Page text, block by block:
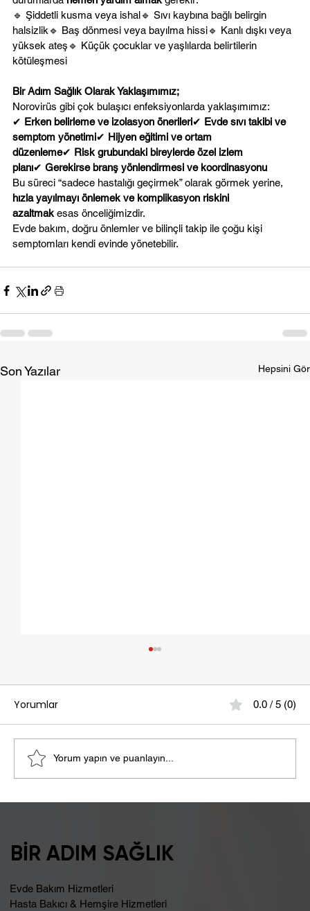
🔹 Şiddetli kusma veya ishal🔹 Sıvı kaybına bağlı belirgin
halsizlik🔹 Baş dönmesi veya bayılma hissi🔹 Kanlı dışkı veya
yüksek ateş🔹 Küçük çocuklar ve yaşlılarda belirtilerin
kötüleşmesi
Bir Adım Sağlık Olarak Yaklaşımımız;
Norovirüs gibi çok bulaşıcı enfeksiyonlarda yaklaşımımız:
✔ Erken belirleme ve izolasyon önerileri✔ Evde sıvı takibi ve
semptom yönetimi✔ Hijyen eğitimi ve ortam
düzenleme✔ Risk grubundaki bireylerde özel izlem
planı✔ Gerekirse branş yönlendirmesi ve koordinasyonu
Bu süreci “sadece hastalığı geçirmek” olarak görmek yerine,
hızla yayılmayı önlemek ve komplikasyon riskini
azaltmak esas önceliğimizdir.
Evde bakım, doğru önlemler ve bilinçli takip ile çoğu kişi
semptomları kendi evinde yönetebilir.
Son Yazılar Hepsini Gör
Yorumlar 0.0 / 5 (0)
Yorum yapın ve puanlayın...
BİR ADIM SAĞLIK
Evde Bakım Hizmetleri
Hasta Bakıcı & Hemşire Hizmetleri